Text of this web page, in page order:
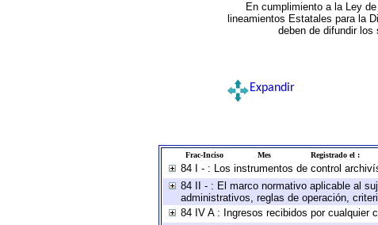
En cumplimiento a la Ley
lineamientos Estatales para la
deben de difundir
Expandir
Frac-Inciso Mes Registrado el :
84 I - : Los instrumentos de control
84 II - : El marco normativo aplicable al
administrativos, reglas de operación,
84 IV A : Ingresos recibidos por cualquier